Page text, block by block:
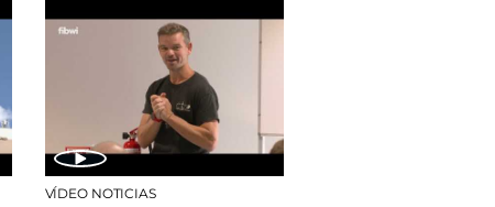
VÍDEO NOTICIAS